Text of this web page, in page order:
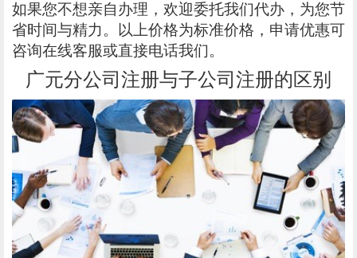
如果您不想亲自办理，欢迎委托我们代办，为您节
省时间与精力。以上价格为标准价格，申请优惠可
咨询在线客服或直接电话我们。
广元分公司注册与子公司注册的区别